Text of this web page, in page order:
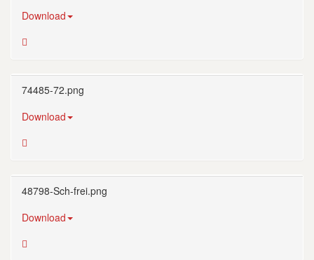
Download
74485-72.png
Download
48798-Sch-frei.png
Download